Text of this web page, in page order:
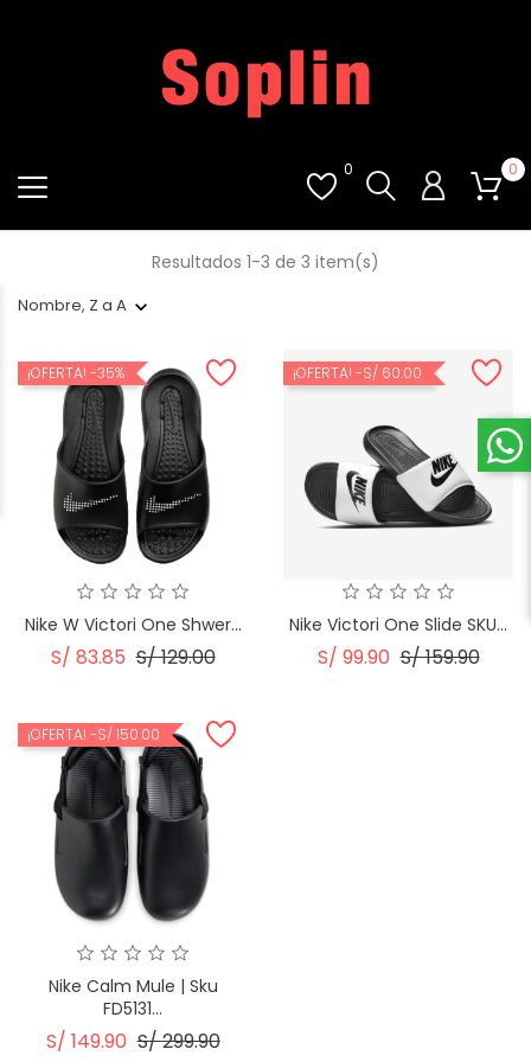
0
0
Nombre, Z a A
Resultados 1-3 de 3 item(s)
¡OFERTA! -35%
Nike W Victori One Shwer...
S/ 83.85 Precio
S/ 129.00Precio
¡OFERTA! -S/ 60.00
Nike Victori One Slide SKU...
S/ 99.90 Precio
S/ 159.90
¡OFERTA! -S/ 150.00
Nike Calm Mule | Sku
FD5131...
S/ 149.90 Precio
S/ 299.90Precio